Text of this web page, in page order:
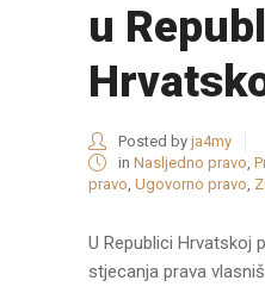
u
Posted by ja4my
in Nasljedno pravo,
pravo, Ugovorno pravo,
U Republici Hrvatskoj
stjecanja prava